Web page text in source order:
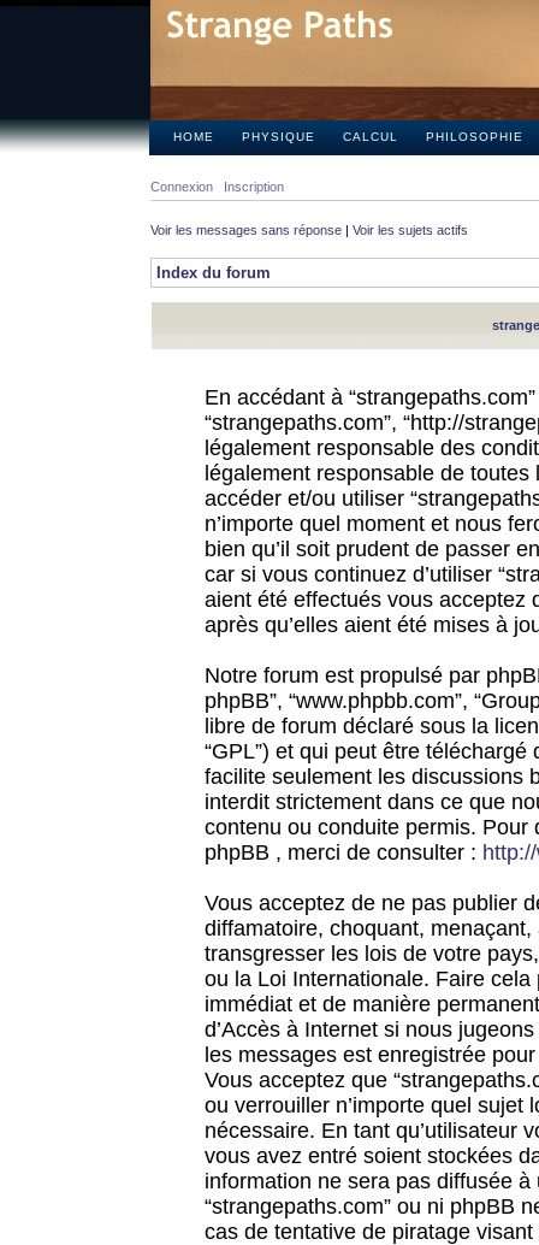
HOME PHYSIQUE CALCUL PHILOSOPHIE
Connexion Inscription
Voir les messages sans réponse | Voir les sujets actifs
Index du forum
En accédant à
“strangepaths.com”, “http://
légalement responsable des
légalement responsable de
accéder et/ou utiliser
n’importe quel moment et nous
bien qu’il soit prudent de passer
car si vous continuez d’utiliser
aient été effectués vous acceptez
après qu’elles aient été mises à
Notre forum est propulsé par
phpBB”, “www.phpbb.com”,
libre de forum déclaré sous la
“GPL”) et qui peut être téléchargé
facilite seulement les discussions
interdit strictement dans ce que
contenu ou conduite permis.
phpBB , merci de consulter :
Vous acceptez de ne pas publier
diffamatoire, choquant,
transgresser les lois de votre
ou la Loi Internationale. Faire
immédiat et de manière
d’Accès à Internet si nous
les messages est enregistrée
Vous acceptez que
ou verrouiller n’importe quel sujet
nécessaire. En tant qu’utilisateur
vous avez entré soient stockées
information ne sera pas diffusée
“strangepaths.com” ou ni phpBB
cas de tentative de piratage